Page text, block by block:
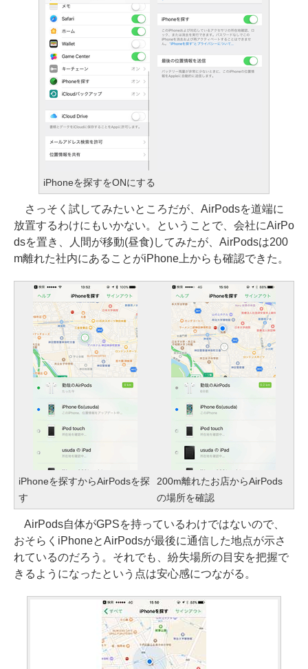
iPhoneを探すをONにする
さっそく試してみたいところだが、AirPodsを道端に
放置するわけにもいかない。ということで、会社にAirPo
dsを置き、人間が移動(昼食)してみたが、AirPodsは200
m離れた社内にあることがiPhone上からも確認できた。
iPhoneを探すからAirPodsを探
す
200m離れたお店からAirPods
の場所を確認
AirPods自体がGPSを持っているわけではないので、
おそらくiPhoneとAirPodsが最後に通信した地点が示さ
れているのだろう。それでも、紛失場所の目安を把握で
きるようになったという点は安心感につながる。